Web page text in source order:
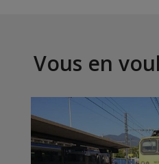
Vous en